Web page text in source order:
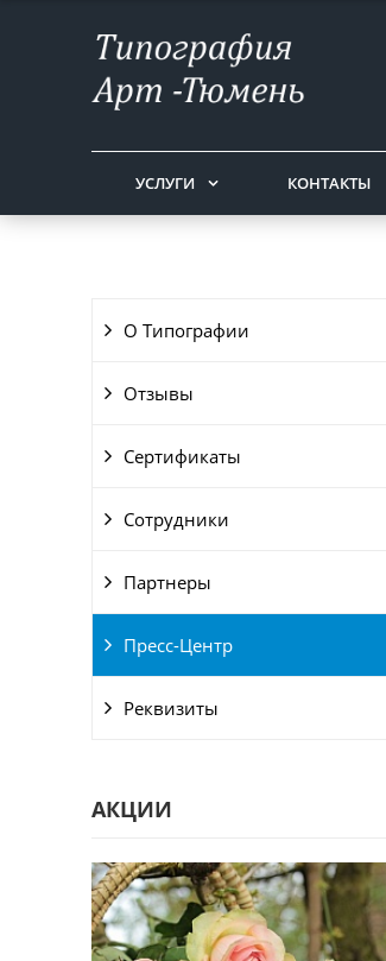
УСЛУГИ КОНТАКТЫ
О Типографии
Отзывы
Сертификаты
Сотрудники
Партнеры
Пресс-Центр
Реквизиты
АКЦИИ